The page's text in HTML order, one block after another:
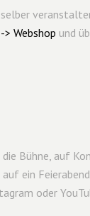
->Webshop und
Bühne, auf
ein
oder